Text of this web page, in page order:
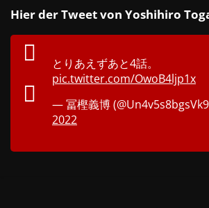
Hier der Tweet von Yoshihiro
とりあえずあと4話。
pic.twitter.com/OwoB4ljp1x
— 冨樫義博
2022